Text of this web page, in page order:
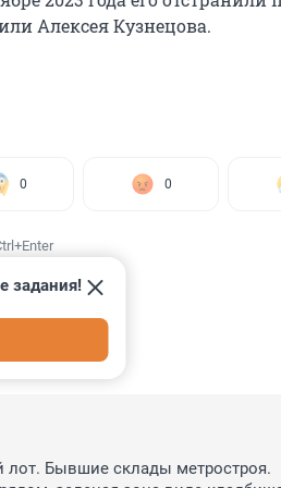
Алексея Кузнецова.
0 0
задания!
лот. Бывшие склады метростроя.